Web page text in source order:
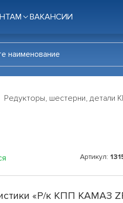
ВАКАНСИИ
Редукторы, шестерни, детали
Артикул:
«Р/к КПП КАМАЗ ZF